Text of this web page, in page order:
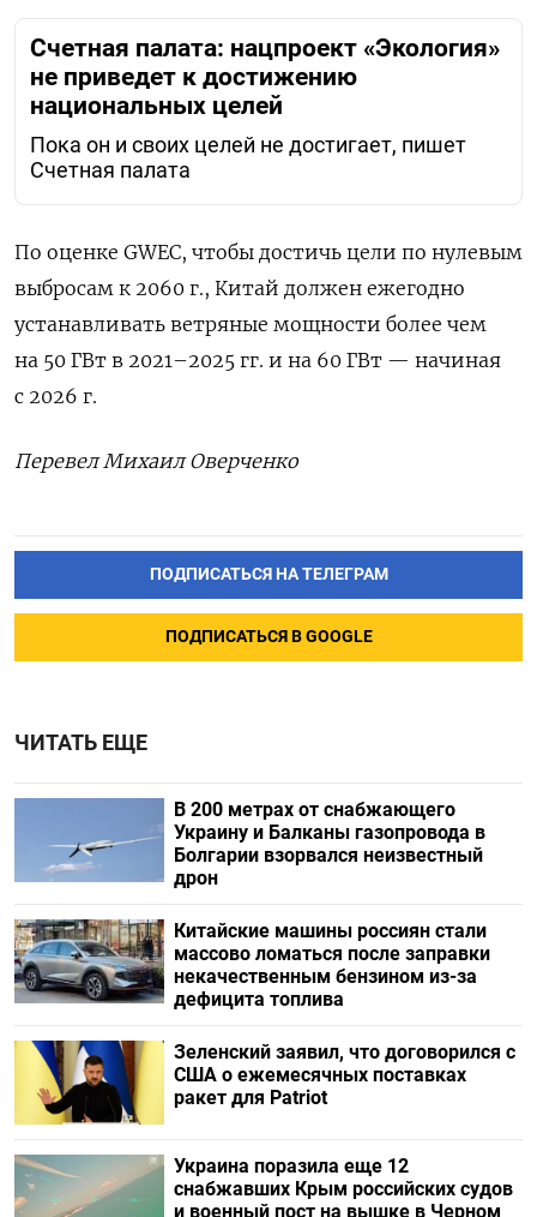
Счетная палата: нацпроект «Экология»
не приведет к достижению
национальных целей
Пока он и своих целей не достигает, пишет
Счетная палата
По оценке GWEC, чтобы достичь цели по нулевым
выбросам к 2060 г., Китай должен ежегодно
устанавливать ветряные мощности более чем
на 50 ГВт в 2021–2025 гг. и на 60 ГВт — начиная
с 2026 г.
Перевел Михаил Оверченко
ПОДПИСАТЬСЯ НА ТЕЛЕГРАМ
ПОДПИСАТЬСЯ В GOOGLE
ЧИТАТЬ ЕЩЕ
В 200 метрах от снабжающего
Украину и Балканы газопровода в
Болгарии взорвался неизвестный
дрон
Китайские машины россиян стали
массово ломаться после заправки
некачественным бензином из-за
дефицита топлива
Зеленский заявил, что договорился с
США о ежемесячных поставках
ракет для Patriot
Украина поразила еще 12
снабжавших Крым российских судов
и военный пост на вышке в Черном